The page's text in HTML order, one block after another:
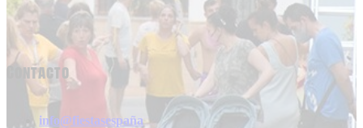
Contacto
info@fiestasespaña